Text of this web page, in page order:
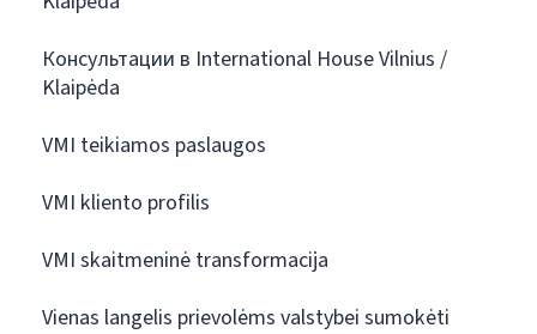
Консультации в International House Vilnius /
Klaipėda
VMI teikiamos paslaugos
VMI kliento profilis
VMI skaitmeninė transformacija
Vienas langelis prievolėms valstybei sumokėti